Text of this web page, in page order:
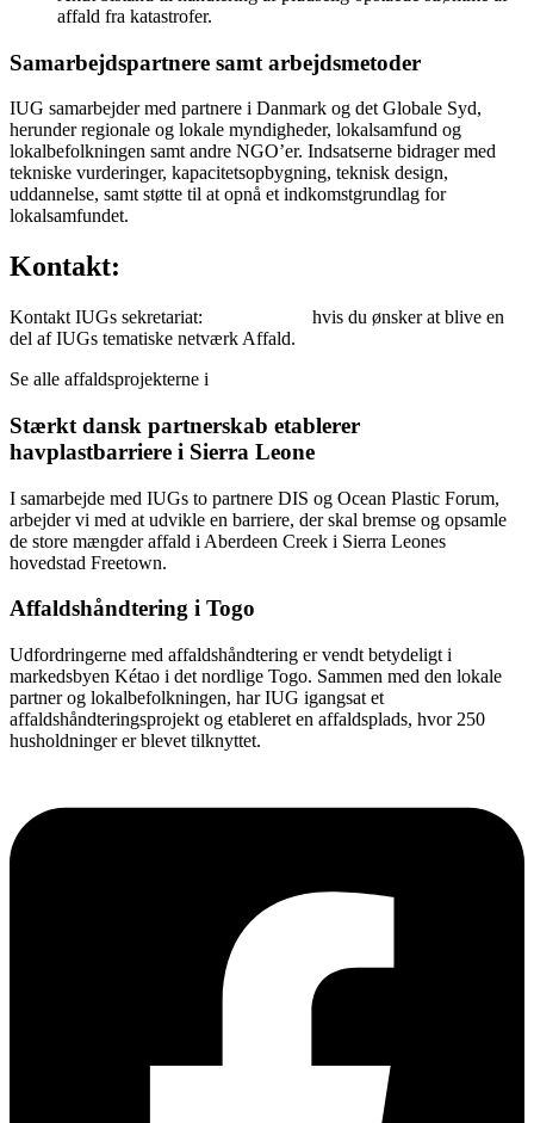
affald fra katastrofer.
Samarbejdspartnere samt arbejdsmetoder
IUG samarbejder med partnere i Danmark og det Globale Syd,
herunder regionale og lokale myndigheder, lokalsamfund og
lokalbefolkningen samt andre NGO’er. Indsatserne bidrager med
tekniske vurderinger, kapacitetsopbygning, teknisk design,
uddannelse, samt støtte til at opnå et indkomstgrundlag for
lokalsamfundet.
Kontakt:
Kontakt IUGs sekretariat:
hvis du ønsker at blive en
del af IUGs tematiske netværk Affald.
Se alle affaldsprojekterne i
Stærkt dansk partnerskab etablerer
havplastbarriere i Sierra Leone
I samarbejde med IUGs to partnere DIS og Ocean Plastic Forum,
arbejder vi med at udvikle en barriere, der skal bremse og opsamle
de store mængder affald i Aberdeen Creek i Sierra Leones
hovedstad Freetown.
Affaldshåndtering i Togo
Udfordringerne med affaldshåndtering er vendt betydeligt i
markedsbyen Kétao i det nordlige Togo. Sammen med den lokale
partner og lokalbefolkningen, har IUG igangsat et
affaldshåndteringsprojekt og etableret en affaldsplads, hvor 250
husholdninger er blevet tilknyttet.